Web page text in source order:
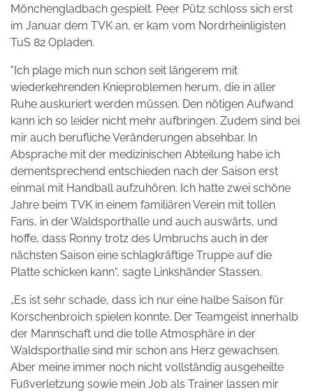
Mönchengladbach gespielt. Peer Pütz schloss sich erst
im Januar dem TVK an, er kam vom Nordrheinligisten
TuS 82 Opladen.
"Ich plage mich nun schon seit längerem mit
wiederkehrenden Knieproblemen herum, die in aller
Ruhe auskuriert werden müssen. Den nötigen Aufwand
kann ich so leider nicht mehr aufbringen. Zudem sind bei
mir auch berufliche Veränderungen absehbar. In
Absprache mit der medizinischen Abteilung habe ich
dementsprechend entschieden nach der Saison erst
einmal mit Handball aufzuhören. Ich hatte zwei schöne
Jahre beim TVK in einem familiären Verein mit tollen
Fans, in der Waldsporthalle und auch auswärts, und
hoffe, dass Ronny trotz des Umbruchs auch in der
nächsten Saison eine schlagkräftige Truppe auf die
Platte schicken kann“, sagte Linkshänder Stassen.
„Es ist sehr schade, dass ich nur eine halbe Saison für
Korschenbroich spielen konnte. Der Teamgeist innerhalb
der Mannschaft und die tolle Atmosphäre in der
Waldsporthalle sind mir schon ans Herz gewachsen.
Aber meine immer noch nicht vollständig ausgeheilte
Fußverletzung sowie mein Job als Trainer lassen mir